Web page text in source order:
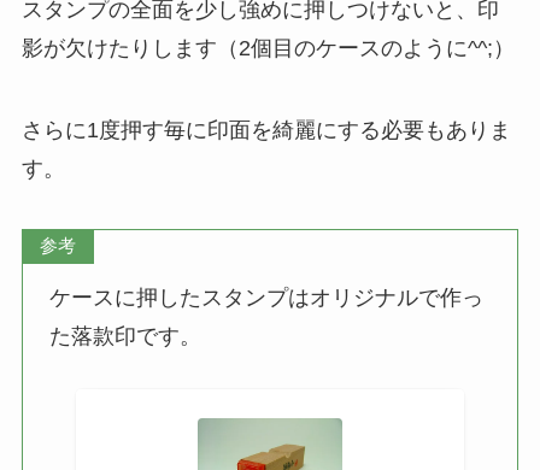
スタンプの全面を少し強めに押しつけないと、印
影が欠けたりします（2個目のケースのように^^;）
さらに1度押す毎に印面を綺麗にする必要もありま
す。
参考
ケースに押したスタンプはオリジナルで作っ
た落款印です。